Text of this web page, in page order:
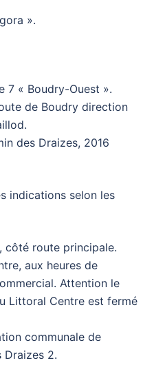
».
7 « Boudry-Ouest ».
de Boudry direction
des Draizes, 2016
indications selon les
côté route principale.
aux heures de
Attention le
Littoral Centre est fermé
communale de
Draizes 2.